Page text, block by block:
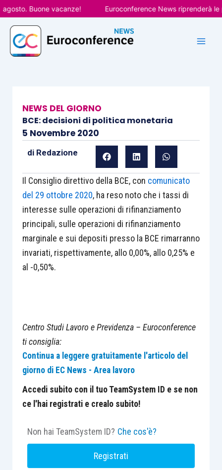
Vai
al
contenuto
Buone vacanze! Euroconference News riprenderà le
NEWS DEL GIORNO
BCE: decisioni di politica monetaria
5 Novembre 2020
di Redazione
Il Consiglio direttivo della BCE, con comunicato
del 29 ottobre 2020, ha reso noto che i tassi di
interesse sulle operazioni di rifinanziamento
principali, sulle operazioni di rifinanziamento
marginale e sui depositi presso la BCE rimarranno
invariati, rispettivamente, allo 0,00%, allo 0,25% e
al -0,50%.
Centro Studi Lavoro e Previdenza – Euroconference
ti consiglia:
Continua a leggere gratuitamente l'articolo del
giorno di EC News - Area lavoro
Accedi subito con il tuo TeamSystem ID e se non
ce l'hai registrati e crealo subito!
Non hai TeamSystem ID? Che cos'è?
Registrati